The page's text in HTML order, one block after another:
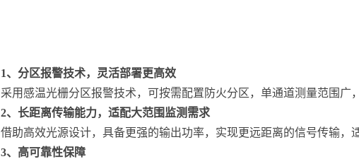
1、 分区报警技术，灵活部署更高效
采用感温光栅分区报警技术，可按需配置防火分区，单通道测量范围广
2、 长距离传输能力，适配大范围监测需求
借助高效光源设计，具备更强的输出功率，实现更远距离的信号传输，
3、 高可靠性保障